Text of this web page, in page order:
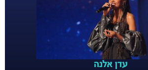
עדן אלנה